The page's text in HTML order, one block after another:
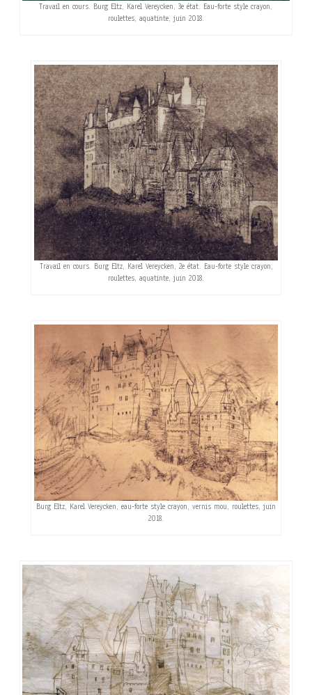
Travail en cours. Burg Eltz, Karel Vereycken, 3e état. Eau-forte style crayon,
roulettes, aquatinte, juin 2018.
Travail en cours. Burg Eltz, Karel Vereycken, 2e état. Eau-forte style crayon,
roulettes, aquatinte, juin 2018.
Burg Eltz, Karel Vereycken, eau-forte style crayon, vernis mou, roulettes, juin
2018.